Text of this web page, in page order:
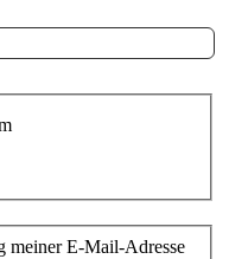
meiner E-Mail-Adresse